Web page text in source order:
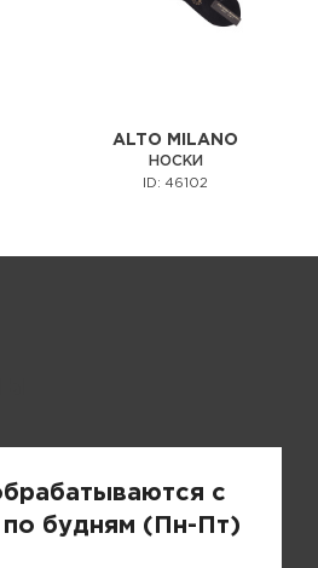
ALTO MILANO
НОСКИ
ID: 46102
с
по будням (Пн-Пт)